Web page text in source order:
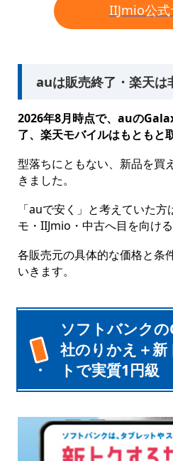
IIJmio公式
auは販売終了・楽天は
2026年8月時点で、auの
了、楽天モバイルはもともと
型落ちにともない、新品を買
きました。
「auで安く」と考えていた
モ・IIJmio・中古へ目を向ける
各販売元の具体的な価格と条
いきます。
ソフトバンク
社のりかえ＋
トで実質1円級